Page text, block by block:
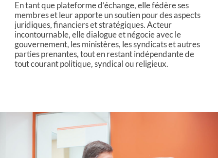
En tant que plateforme d’échange, elle fédère ses
membres et leur apporte un soutien pour des aspects
juridiques, financiers et stratégiques. Acteur
incontournable, elle dialogue et négocie avec le
gouvernement, les ministères, les syndicats et autres
parties prenantes, tout en restant indépendante de
tout courant politique, syndical ou religieux.